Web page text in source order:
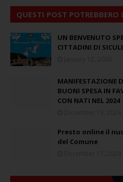
QUESTI POST POTREBBERO
UN BENVENUTO
CITTADINI DI
MANIFESTAZIONE
BUONI SPESA IN
CON NATI NEL 2024
Presto online il
del Comune